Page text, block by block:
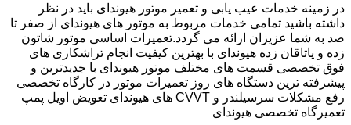
در زمینه خدمات عیب یابی و تعمیر موتور هیوندای باید در نظر
داشته باشید تمامی خدمات مربوط به موتور های هیوندای از صفر تا
صد به شما عزیزان ارائه می گردد.تعمیرات اساسی موتور شاتون
زده و یاتاقان زده هیوندای با بهترین کیفیت انجام تراشکاری های
فوق تخصصی قسمت های مختلف موتور هیوندای با جدیدترین و
پیشرفته ترین دستگاه های روز تعمیرات موتور در کارگاه تخصصی
رفع مشکلات سرسیلندر و CVVT های هیوندای تعویض اویل پمپ
تعمیرگاه تخصصی هیوندای